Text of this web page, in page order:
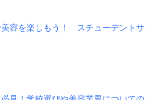
容を楽しもう！ スチューデントサ